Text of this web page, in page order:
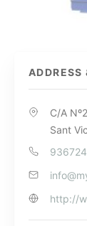
ADDRESS
C/A
Sant
http://